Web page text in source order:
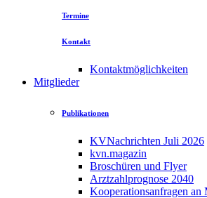
Termine
Kontakt
Kontaktmöglichkeiten
Mitglieder
Publikationen
KVNachrichten Juli 2026
kvn.magazin
Broschüren und Flyer
Arztzahlprognose 2040
Kooperationsanfragen an